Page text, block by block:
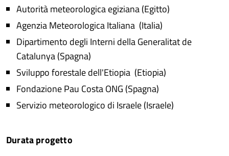
Autorità meteorologica egiziana (Egitto)
Agenzia Meteorologica Italiana (Italia)
Dipartimento degli Interni della Generalitat de
Catalunya (Spagna)
Sviluppo forestale dell'Etiopia (Etiopia)
Fondazione Pau Costa ONG (Spagna)
Servizio meteorologico di Israele (Israele)
Durata progetto